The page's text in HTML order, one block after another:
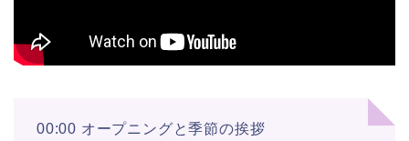
00:00 オープニングと季節の挨拶